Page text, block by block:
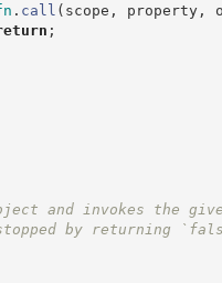
. call ( scope , property ,
;
and invokes the
by returning